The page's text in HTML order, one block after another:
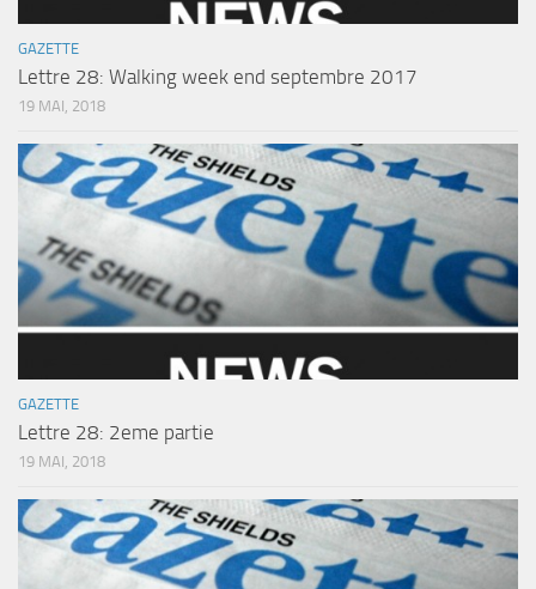
GAZETTE
Lettre 28: Walking week end septembre 2017
19 MAI, 2018
GAZETTE
Lettre 28: 2eme partie
19 MAI, 2018